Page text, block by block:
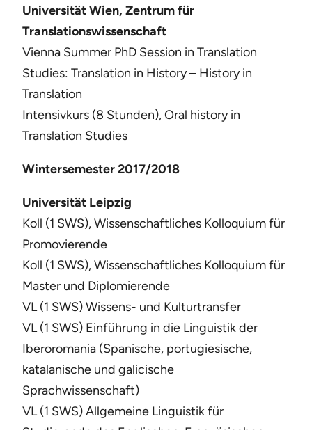
Universität Wien, Zentrum für
Translationswissenschaft
Vienna Summer PhD Session in Translation
Studies: Translation in History – History in
Translation
Intensivkurs (8 Stunden), Oral history in
Translation Studies
Wintersemester 2017/2018
Universität Leipzig
Koll (1 SWS), Wissenschaftliches Kolloquium für
Promovierende
Koll (1 SWS), Wissenschaftliches Kolloquium für
Master und Diplomierende
VL (1 SWS) Wissens- und Kulturtransfer
VL (1 SWS) Einführung in die Linguistik der
Iberoromania (Spanische, portugiesische,
katalanische und galicische
Sprachwissenschaft)
VL (1 SWS) Allgemeine Linguistik für